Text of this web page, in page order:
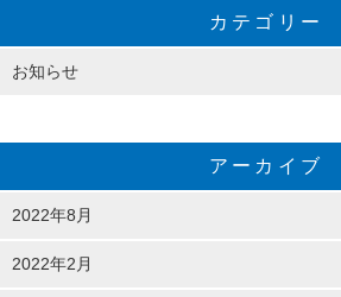
カテゴリー
お知らせ
アーカイブ
2022年8月
2022年2月